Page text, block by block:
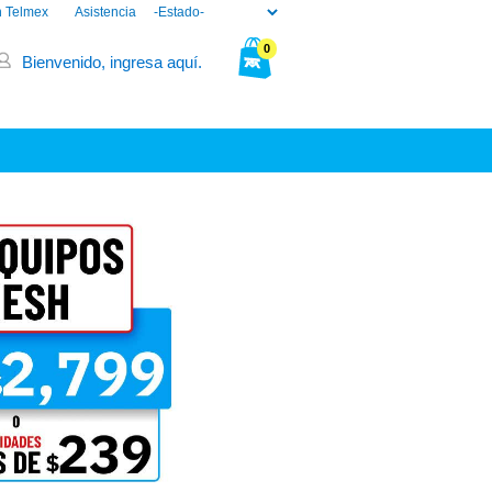
Asistencia
Telmex
0
Bienvenido, ingresa aquí.